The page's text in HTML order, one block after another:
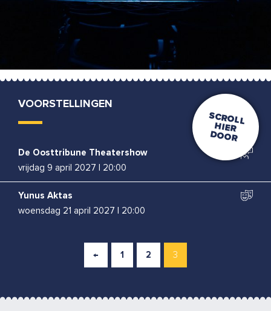
VOORSTELLINGEN
De Oosttribune Theatershow
vrijdag 9 april 2027
20:00
Yunus Aktas
woensdag 21 april 2027
20:00
← 1 2 3